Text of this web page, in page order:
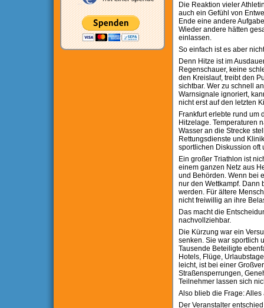
Die Reaktion vieler
auch ein Gefühl von
Ende eine andere
Wieder andere hätten
einlassen.
So einfach ist es aber
Denn Hitze ist im
Regenschauer, keine
den Kreislauf, treibt den
sichtbar. Wer zu schnell
Warnsignale ignoriert,
nicht erst auf den letzten
Frankfurt erlebte rund um
Hitzelage. Temperaturen
Wasser an die Strecke
Rettungsdienste und
sportlichen Diskussion oft
Ein großer Triathlon ist
einem ganzen Netz aus
und Behörden. Wenn bei
nur den Wettkampf. Dann
werden. Für ältere
nicht freiwillig an ihre
Das macht die
nachvollziehbar.
Die Kürzung war ein
senken. Sie war sportlich
Tausende Beteiligte
Hotels, Flüge,
leicht, ist bei einer
Straßensperrungen,
Teilnehmer lassen sich
Also blieb die Frage:
Der Veranstalter